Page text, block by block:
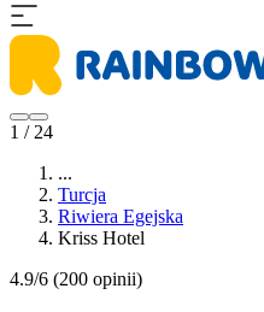
1 / 24
...
Turcja
Riwiera Egejska
Kriss Hotel
4.9/6 (200 opinii)